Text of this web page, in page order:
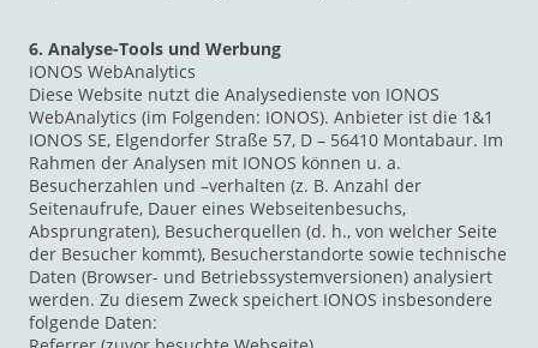
6. Analyse-Tools und Werbung
IONOS WebAnalytics
Diese Website nutzt die Analysedienste von IONOS
WebAnalytics (im Folgenden: IONOS). Anbieter ist die 1&1
IONOS SE, Elgendorfer Straße 57, D – 56410 Montabaur. Im
Rahmen der Analysen mit IONOS können u. a.
Besucherzahlen und –verhalten (z. B. Anzahl der
Seitenaufrufe, Dauer eines Webseitenbesuchs,
Absprungraten), Besucherquellen (d. h., von welcher Seite
der Besucher kommt), Besucherstandorte sowie technische
Daten (Browser- und Betriebssystemversionen) analysiert
werden. Zu diesem Zweck speichert IONOS insbesondere
folgende Daten: